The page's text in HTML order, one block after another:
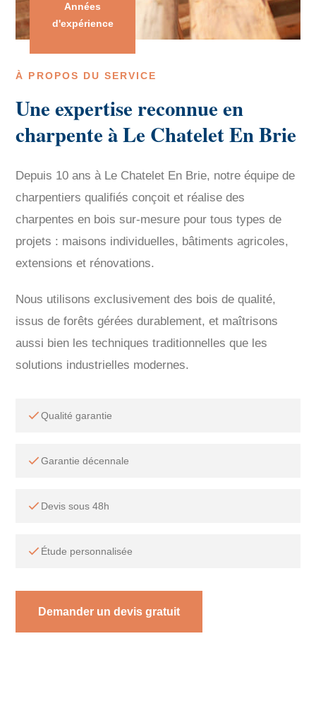
À PROPOS DU SERVICE
Une expertise reconnue en
charpente à Le Chatelet En Brie
Depuis 10 ans à Le Chatelet En Brie, notre équipe de
charpentiers qualifiés conçoit et réalise des
charpentes en bois sur-mesure pour tous types de
projets : maisons individuelles, bâtiments agricoles,
extensions et rénovations.
Nous utilisons exclusivement des bois de qualité,
issus de forêts gérées durablement, et maîtrisons
aussi bien les techniques traditionnelles que les
solutions industrielles modernes.
Qualité garantie
Garantie décennale
Devis sous 48h
Étude personnalisée
Demander un devis gratuit
Années
d'expérience